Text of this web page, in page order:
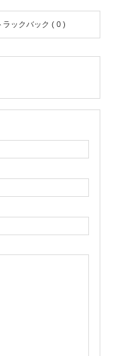
ラックバック ( 0 )